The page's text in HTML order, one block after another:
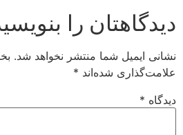
دیدگاهتان را
نشانی ایمیل شما منتشر نخواهد شد.
علامت‌گذاری شده‌اند *
دیدگاه *